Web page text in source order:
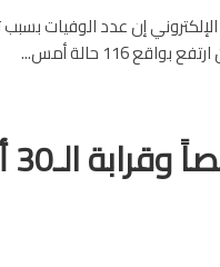
إن عدد الوفيات
116 حالة أمس...